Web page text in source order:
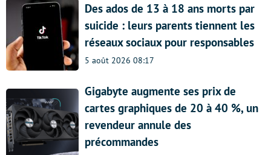
Des ados de 13 à 18 ans morts par
suicide : leurs parents tiennent les
réseaux sociaux pour responsables
5 août 2026 08:17
Gigabyte augmente ses prix de
cartes graphiques de 20 à 40 %, un
revendeur annule des
précommandes